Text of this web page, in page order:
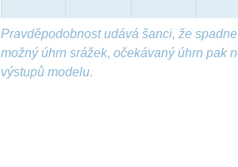
Pravděpodobnost udává šanci, že
možný úhrn srážek, očekávaný úhrn pak
výstupů modelu.